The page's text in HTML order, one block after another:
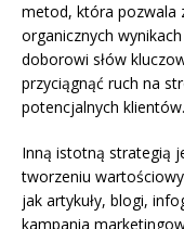
metod, która pozwala
organicznych
doborowi słów
przyciągnąć ruch na
potencjalnych klientów.
Inną istotną strategią
tworzeniu
jak artykuły, blogi,
kampania